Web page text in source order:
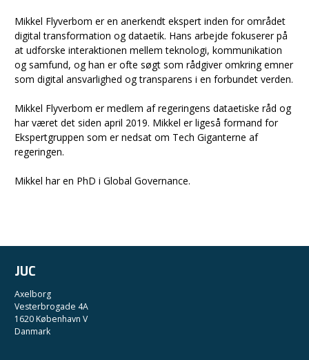
Mikkel Flyverbom er en anerkendt ekspert inden for området
digital transformation og dataetik. Hans arbejde fokuserer på
at udforske interaktionen mellem teknologi, kommunikation
og samfund, og han er ofte søgt som rådgiver omkring emner
som digital ansvarlighed og transparens i en forbundet verden.
Mikkel Flyverbom er medlem af regeringens dataetiske råd og
har været det siden april 2019. Mikkel er ligeså formand for
Ekspertgruppen som er nedsat om Tech Giganterne af
regeringen.
Mikkel har en PhD i Global Governance.
JUC
Axelborg
Vesterbrogade 4A
1620 København V
Danmark